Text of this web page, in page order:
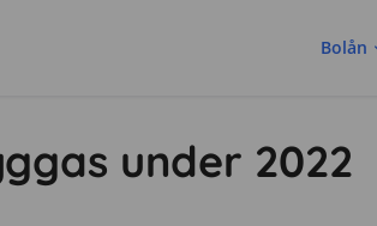
Bolån
under 2022